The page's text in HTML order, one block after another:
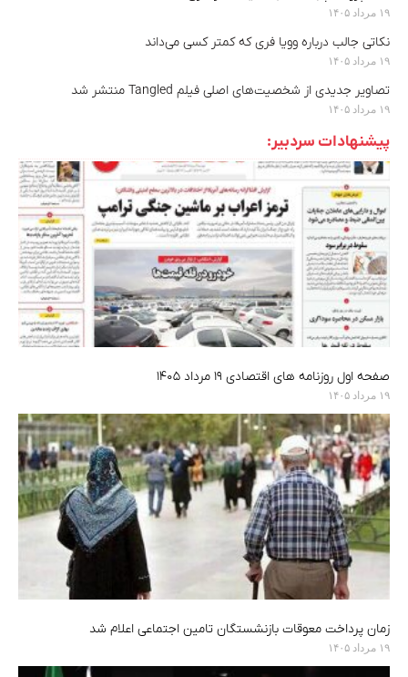
۱۹ مرداد ۱۴۰۵
نکاتی جالب درباره وویا فری که کمتر کسی می‌داند
۱۹ مرداد ۱۴۰۵
تصاویر جدیدی از شخصیت‌های اصلی فیلم Tangled منتشر شد
۱۹ مرداد ۱۴۰۵
پیشنهادات سردبیر:
صفحه اول روزنامه های اقتصادی ۱۹ مرداد ۱۴۰۵
۱۹ مرداد ۱۴۰۵
زمان پرداخت معوقات بازنشستگان تامین اجتماعی اعلام شد
۱۹ مرداد ۱۴۰۵